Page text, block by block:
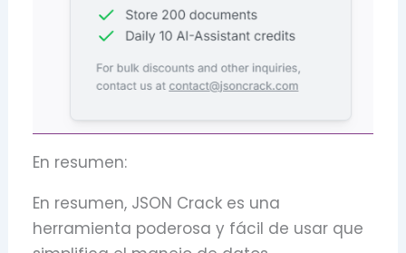
En resumen:
En resumen, JSON Crack es una
herramienta poderosa y fácil de usar que